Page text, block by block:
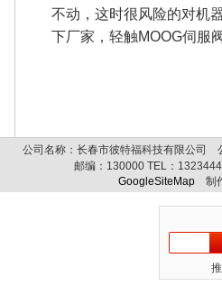
不动，这时很风险的对机
下厂家，轻触MOOG伺服
公司名称：长春市彼特福科技有限公司
邮编： 130000TEL：
GoogleSiteMap 制